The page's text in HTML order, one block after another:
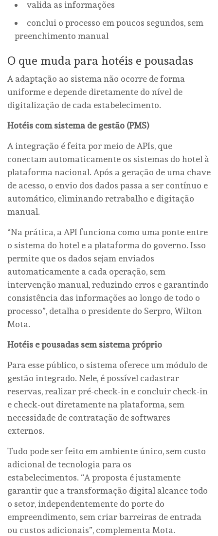
valida as informações
conclui o processo em poucos segundos, sem
preenchimento manual
O que muda para hotéis e pousadas
A adaptação ao sistema não ocorre de forma
uniforme e depende diretamente do nível de
digitalização de cada estabelecimento.
Hotéis com sistema de gestão (PMS)
A integração é feita por meio de APIs, que
conectam automaticamente os sistemas do hotel à
plataforma nacional. Após a geração de uma chave
de acesso, o envio dos dados passa a ser contínuo e
automático, eliminando retrabalho e digitação
manual.
“Na prática, a API funciona como uma ponte entre
o sistema do hotel e a plataforma do governo. Isso
permite que os dados sejam enviados
automaticamente a cada operação, sem
intervenção manual, reduzindo erros e garantindo
consistência das informações ao longo de todo o
processo”, detalha o presidente do Serpro, Wilton
Mota.
Hotéis e pousadas sem sistema próprio
Para esse público, o sistema oferece um módulo de
gestão integrado. Nele, é possível cadastrar
reservas, realizar pré-check-in e concluir check-in
e check-out diretamente na plataforma, sem
necessidade de contratação de softwares
externos.
Tudo pode ser feito em ambiente único, sem custo
adicional de tecnologia para os
estabelecimentos. “A proposta é justamente
garantir que a transformação digital alcance todo
o setor, independentemente do porte do
empreendimento, sem criar barreiras de entrada
ou custos adicionais”, complementa Mota.